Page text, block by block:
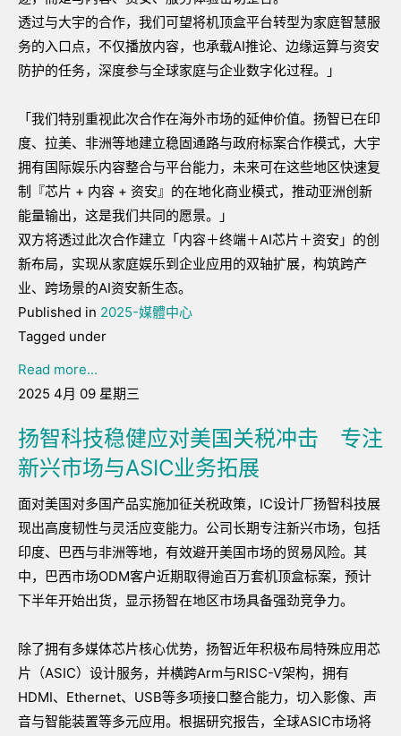
透过与大宇的合作，我们可望将机顶盒平台转型为家庭智慧服
务的入口点，不仅播放内容，也承载AI推论、边缘运算与资安
防护的任务，深度参与全球家庭与企业数字化过程。」
「我们特别重视此次合作在海外市场的延伸价值。扬智已在印
度、拉美、非洲等地建立稳固通路与政府标案合作模式，大宇
拥有国际娱乐内容整合与平台能力，未来可在这些地区快速复
制『芯片 + 内容 + 资安』的在地化商业模式，推动亚洲创新
能量输出，这是我们共同的愿景。」
双方将透过此次合作建立「内容＋终端＋AI芯片＋资安」的创
新布局，实现从家庭娱乐到企业应用的双轴扩展，构筑跨产
业、跨场景的AI资安新生态。
Published in 2025-媒體中心
Tagged under
Read more...
2025 4月 09 星期三
扬智科技稳健应对美国关税冲击 专注
新兴市场与ASIC业务拓展
面对美国对多国产品实施加征关税政策，IC设计厂扬智科技展
现出高度韧性与灵活应变能力。公司长期专注新兴市场，包括
印度、巴西与非洲等地，有效避开美国市场的贸易风险。其
中，巴西市场ODM客户近期取得逾百万套机顶盒标案，预计
下半年开始出货，显示扬智在地区市场具备强劲竞争力。
除了拥有多媒体芯片核心优势，扬智近年积极布局特殊应用芯
片（ASIC）设计服务，并横跨Arm与RISC-V架构，拥有
HDMI、Ethernet、USB等多项接口整合能力，切入影像、声
音与智能装置等多元应用。根据研究报告，全球ASIC市场将